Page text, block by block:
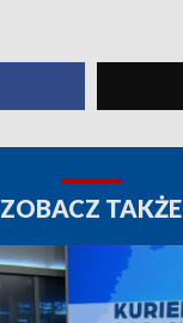
ZOBACZ TAKŻE